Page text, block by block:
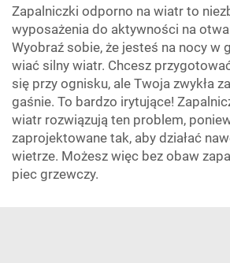
Zapalniczki odporno na wiatr to
wyposażenia do aktywności na
Wyobraź sobie, że jesteś na nocy w
wiać silny wiatr. Chcesz
się przy ognisku, ale Twoja zwykła
gaśnie. To bardzo irytujące!
wiatr rozwiązują ten problem,
zaprojektowane tak, aby działać
wietrze. Możesz więc bez obaw
piec grzewczy.